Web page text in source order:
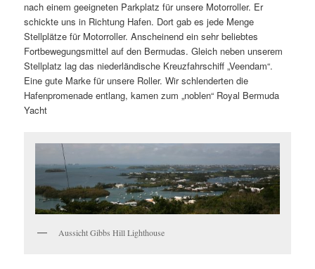
nach einem geeigneten Parkplatz für unsere Motorroller. Er
schickte uns in Richtung Hafen. Dort gab es jede Menge
Stellplätze für Motorroller. Anscheinend ein sehr beliebtes
Fortbewegungsmittel auf den Bermudas. Gleich neben unserem
Stellplatz lag das niederländische Kreuzfahrschiff „Veendam“.
Eine gute Marke für unsere Roller. Wir schlenderten die
Hafenpromenade entlang, kamen zum „noblen“ Royal Bermuda
Yacht
Aussicht Gibbs Hill Lighthouse